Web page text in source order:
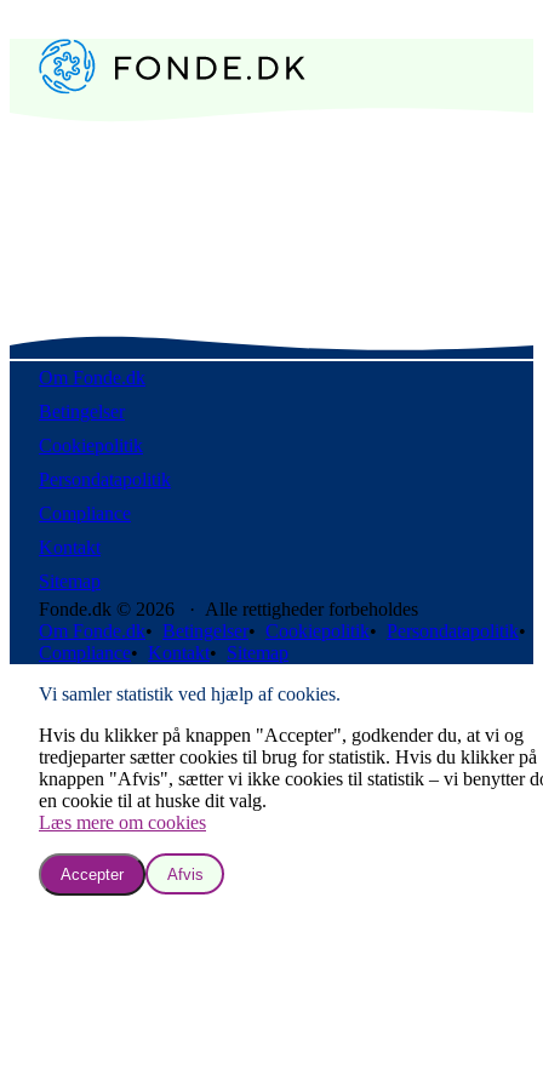
Om Fonde.dk
Betingelser
Cookiepolitik
Persondatapolitik
Compliance
Kontakt
Sitemap
Fonde.dk © 2026 · Alle rettigheder forbeholdes
Om Fonde.dk• Betingelser• Cookiepolitik• Persondatapolitik•
Compliance• Kontakt• Sitemap
Vi samler statistik ved hjælp af cookies.
Hvis du klikker på knappen "Accepter", godkender du, at vi og
tredjeparter sætter cookies til brug for statistik. Hvis du klikker på
knappen "Afvis", sætter vi ikke cookies til statistik – vi benytter
en cookie til at huske dit valg.
Læs mere om cookies
Accepter Afvis